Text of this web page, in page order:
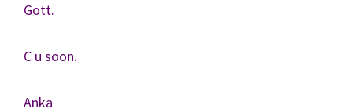
Gött.
C u soon.
Anka